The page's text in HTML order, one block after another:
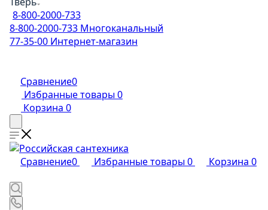
8-800-2000-733
8-800-2000-733 Многоканальный
77-35-00 Интернет-магазин
Сравнение0
Избранные товары0
Корзина 0
Сравнение0 Избранные товары0 Корзина 0